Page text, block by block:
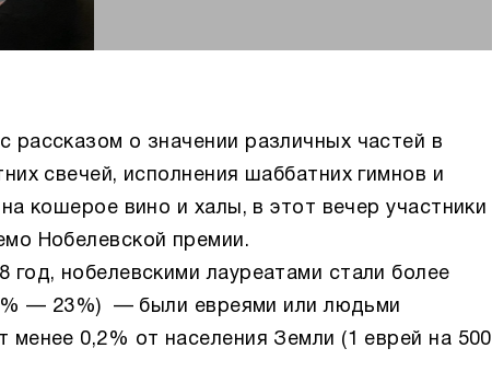
о значении различных частей в
свечей, исполнения шаббатних гимнов и
кошерое вино и халы, в этот вечер участники
Нобелевской премии.
нобелевскими лауреатами стали более
— 23%) — были евреями или людьми
0,2% от населения Земли (1 еврей на 500